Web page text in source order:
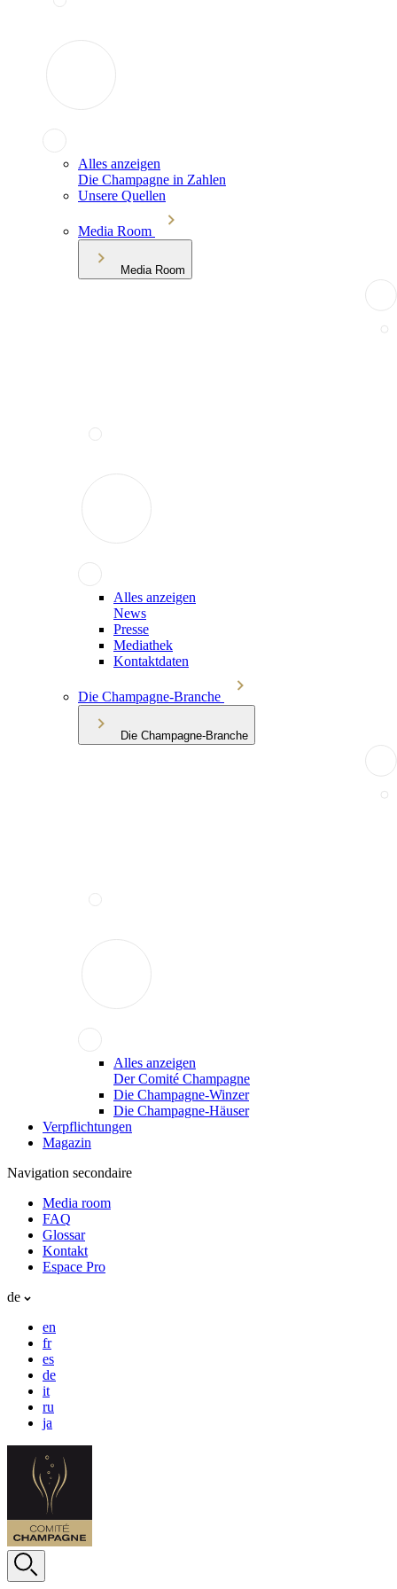
Alles anzeigen
Die Champagne in Zahlen
Unsere Quellen
Media Room
Media Room
Alles anzeigen
News
Presse
Mediathek
Kontaktdaten
Die Champagne-Branche
Die Champagne-Branche
Alles anzeigen
Der Comité Champagne
Die Champagne-Winzer
Die Champagne-Häuser
Verpflichtungen
Magazin
Navigation secondaire
Media room
FAQ
Glossar
Kontakt
Espace Pro
de
en
fr
es
de
it
ru
ja